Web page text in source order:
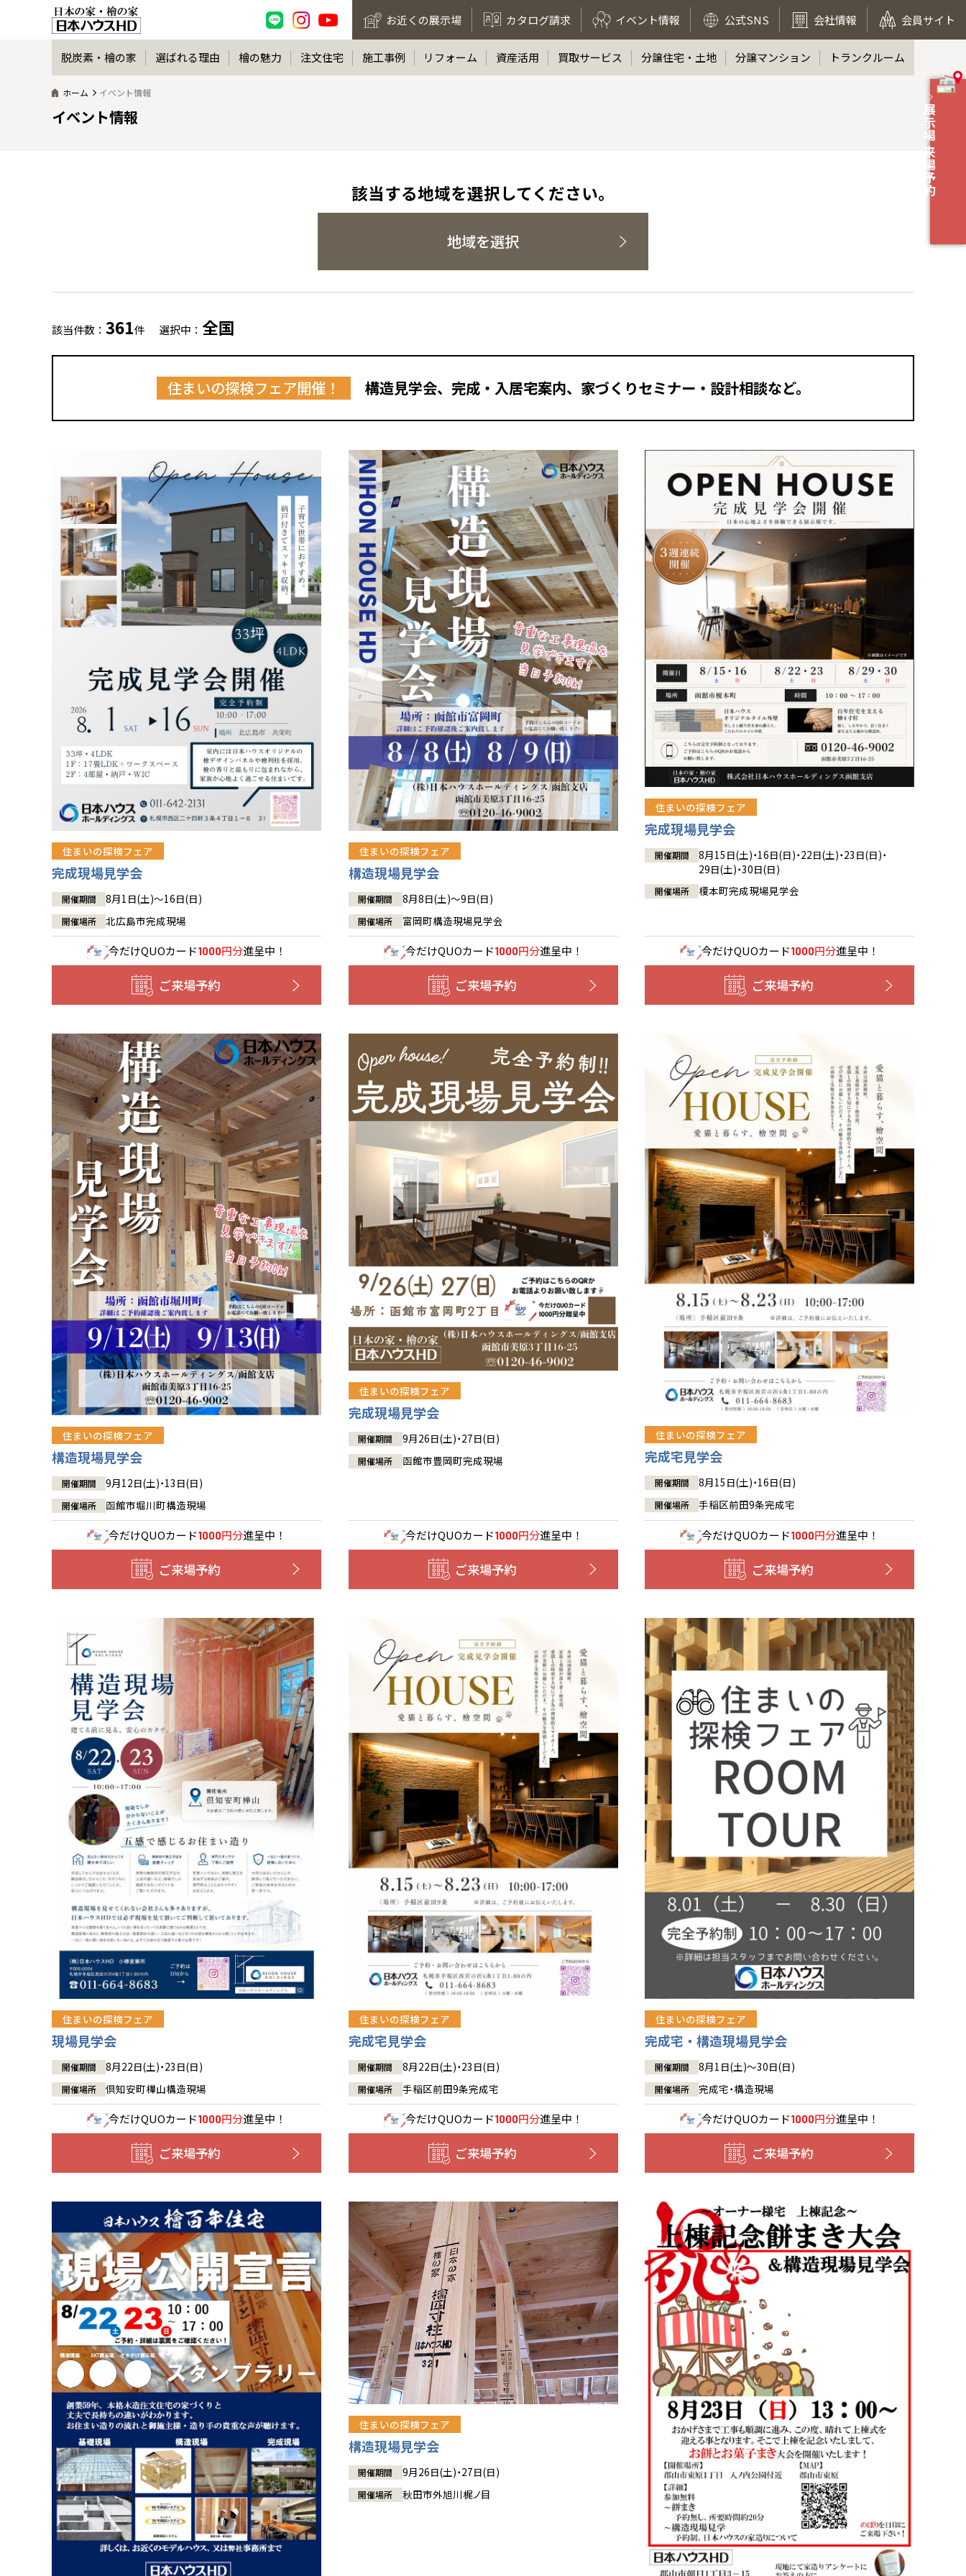
お近くの展示場 カタログ請求 イベント情報 公式SNS 会社情報 会員サイト
展示場 来場予約
脱炭素・檜の家 選ばれる理由 檜の魅力 注文住宅 施工事例 リフォーム 資産活用 買取サービス 分譲住宅・土地 分譲マンション トランクルーム
ホーム イベント情報
イベント情報
該当する地域を選択してください。
地域を選択
該当件数： 361件 選択中： 全国
住まいの探検フェア開催！ 構造見学会、完成・入居宅案内、家づくりセミナー・設計相談など。
住まいの探検フェア
完成現場見学会
開催期間 8月1日(土)～16日(日)
開催場所 北広島市完成現場
今だけQUOカード1000円分進呈中！
ご来場予約
住まいの探検フェア
構造現場見学会
開催期間 8月8日(土)～9日(日)
開催場所 富岡町構造現場見学会
今だけQUOカード1000円分進呈中！
ご来場予約
住まいの探検フェア
完成現場見学会
開催期間
8月15日(土)・16日(日)・22日(土)・23日(日)・
29日(土)・30日(日)
開催場所 榎本町完成現場見学会
今だけQUOカード1000円分進呈中！
ご来場予約
住まいの探検フェア
構造現場見学会
開催期間 9月12日(土)・13日(日)
開催場所 函館市堀川町構造現場
今だけQUOカード1000円分進呈中！
ご来場予約
住まいの探検フェア
完成現場見学会
開催期間 9月26日(土)・27日(日)
開催場所 函館市豊岡町完成現場
今だけQUOカード1000円分進呈中！
ご来場予約
住まいの探検フェア
完成宅見学会
開催期間 8月15日(土)・16日(日)
開催場所 手稲区前田9条完成宅
今だけQUOカード1000円分進呈中！
ご来場予約
住まいの探検フェア
現場見学会
開催期間 8月22日(土)・23日(日)
開催場所 倶知安町樺山構造現場
今だけQUOカード1000円分進呈中！
ご来場予約
住まいの探検フェア
完成宅見学会
開催期間 8月22日(土)・23日(日)
開催場所 手稲区前田9条完成宅
今だけQUOカード1000円分進呈中！
ご来場予約
住まいの探検フェア
完成宅・構造現場見学会
開催期間 8月1日(土)～30日(日)
開催場所 完成宅・構造現場
今だけQUOカード1000円分進呈中！
ご来場予約
住まいの探検フェア
構造現場見学会
開催期間 9月26日(土)・27日(日)
開催場所 秋田市外旭川梶ノ目
全国の展示場
北海道
札幌
道央
道北
東北
青森
秋田
宮城
福島
甲信越・北陸
新潟
富山
石川
福井
関東
神奈川
埼玉
千葉
茨城
栃木
群馬
岐阜
静岡
三重
大阪
京都
兵庫
奈良
滋賀
中国・四国
岡山
香川
愛媛
鳥取
徳島
高知
九州
福岡
佐賀
熊本
長崎
沖縄
分譲マンション
※現住所のある都道府県以外の建築予定地の方でも
現住所の有るお近くの展示場又は店舗にお問合せください。
移住の計画の方もご相談対応します。お気軽にご相談ください。
お近くのイベント
北海道
札幌
札幌
小樽
道央
苫小牧千歳
小樽
道北
旭川
道南
函館
室蘭
道東
帯広
釧路
東北
青森県
八戸
青森
秋田県
秋田
岩手県
盛岡
北上
山形県
山形
宮城県
仙台
福島県
郡山
福島
いわき
会津
甲信越・北陸
新潟県
新潟
長岡
甲府
長野県
長野
松本
富山県
富山
石川県
金沢
福井県
福井
関東
東京都
世田谷
八王子
神奈川県
横浜
湘南
相模
埼玉県
埼玉
所沢
千葉県
千葉
茨城県
水戸
栃木県
宇都宮
小山
群馬
伊勢崎
愛知県
名古屋
豊橋
岐阜県
岐阜
静岡県
静岡
浜松
三重県
四日市
大阪府
大阪
京都府
京都
兵庫県
姫路
奈良県
奈良
中国・四国
岡山県
岡山
香川県
高松
愛媛県
九州
福岡県
福岡
佐賀県
佐賀
熊本県
熊本
大分県
大分
宮崎